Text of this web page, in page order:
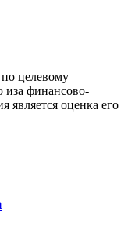
целевому
иза финансово-
является оценка его